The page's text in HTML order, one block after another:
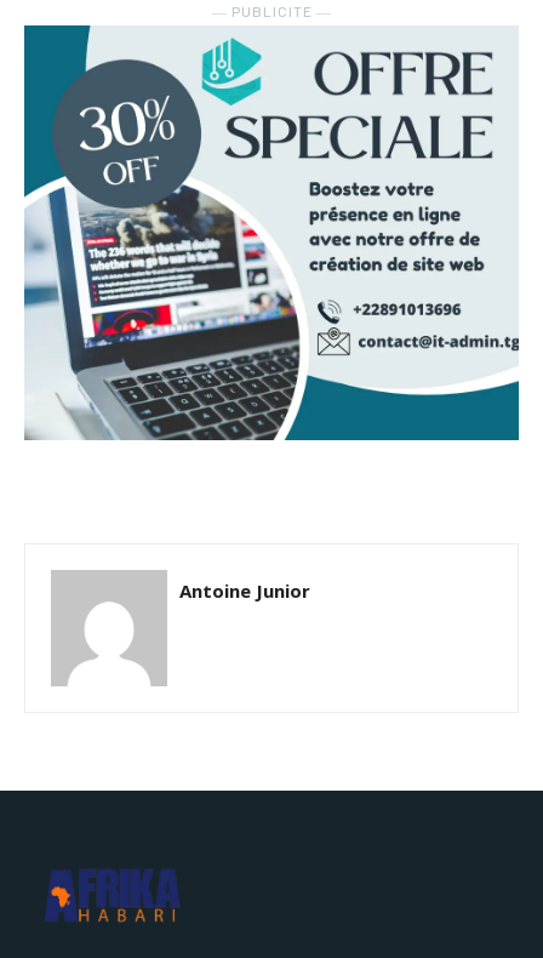
― PUBLICITE ―
Antoine Junior